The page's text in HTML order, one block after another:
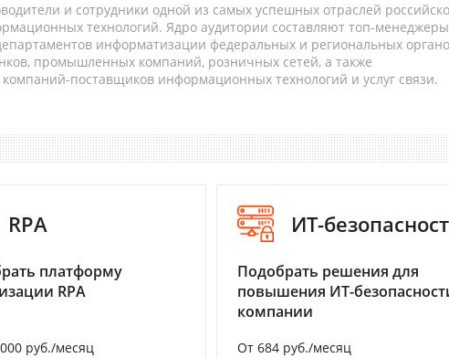
и сотрудники одной из самых успешных отраслей
технологий. Ядро аудитории составляют топ-
информатизации федеральных и региональных
промышленных компаний, розничных сетей, а также
поставщиков информационных технологий и услуг связи.
RPA
платформу
RPA
руб./месяц
ИТ-
Подобрать решения для
повышения ИТ-
компании
От 684 руб./месяц